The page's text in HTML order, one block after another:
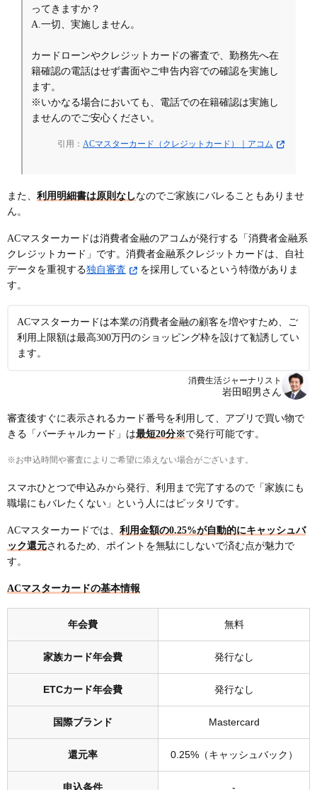
ってきますか？
A.一切、実施しません。
カードローンやクレジットカードの審査で、勤務先へ在
籍確認の電話はせず書面やご申告内容での確認を実施し
ます。
※いかなる場合においても、電話での在籍確認は実施し
ませんのでご安心ください。
引用： ACマスターカード（クレジットカード）｜アコム
また、 利用明細書は原則なしなのでご家族にバレることもありませ
ん。
ACマスターカードは消費者金融のアコムが発行する「消費者金融系
クレジットカード」です。消費者金融系クレジットカードは、自社
データを重視する独自審査
を採用しているという特徴がありま
す。
ACマスターカードは本業の消費者金融の顧客を増やすため、ご
利用上限額は最高300万円のショッピング枠を設けて勧誘してい
ます。
消費生活ジャーナリスト
岩田昭男さん
審査後すぐに表示されるカード番号を利用して、アプリで買い物で
きる「バーチャルカード」は最短20分※で発行可能です。
※お申込時間や審査によりご希望に添えない場合がございます。
スマホひとつで申込みから発行、利用まで完了するので「家族にも
職場にもバレたくない」という人にはピッタリです。
ACマスターカードでは、 利用金額の0.25%が自動的にキャッシュバ
ック還元されるため、ポイントを無駄にしないで済む点が魅力で
す。
ACマスターカードの基本情報
年会費 無料
家族カード年会費 発行なし
ETCカード年会費 発行なし
国際ブランド Mastercard
還元率 0.25%（キャッシュバック）
申込条件 -